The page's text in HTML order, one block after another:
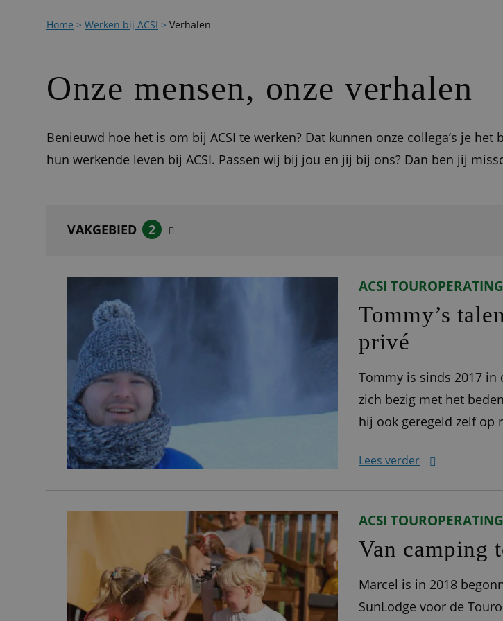
Home > Werken bij ACSI > Verhalen
Onze mensen, onze verhalen
Benieuwd hoe het is om bij ACSI te werken? Dat kunnen onze collega’s je
hun werkende leven bij ACSI. Passen wij bij jou en jij bij ons? Dan ben jij
VAKGEBIED 2
ACSI TOUROPERATING
Tommy’s
privé
Tommy is sinds 2017 in
zich bezig met het
hij ook geregeld zelf op
organiseren groepsreizen
Lees verder
ACSI TOUROPERATING
Van camping
Marcel is in 2018
SunLodge voor de